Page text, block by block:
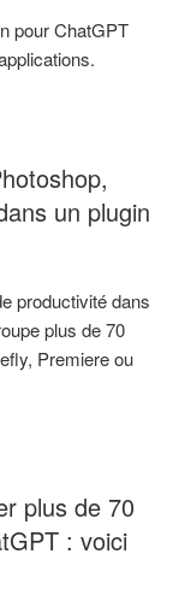
pour ChatGPT
un plugin
productivité dans
plus de 70
Premiere ou
plus de 70
: voici